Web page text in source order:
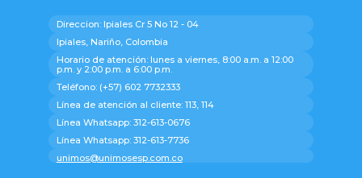
Direccion: Ipiales Cr 5 No 12 - 04
Ipiales, Nariño, Colombia
Horario de atención: lunes a viernes, 8:00 a.m. a 12:00
p.m. y 2:00 p.m. a 6:00 p.m.
Teléfono: (+57) 602 7732333
Línea de atención al cliente: 113, 114
Línea Whatsapp: 312-613-0676
Línea Whatsapp: 312-613-7736
unimos@unimosesp.com.co